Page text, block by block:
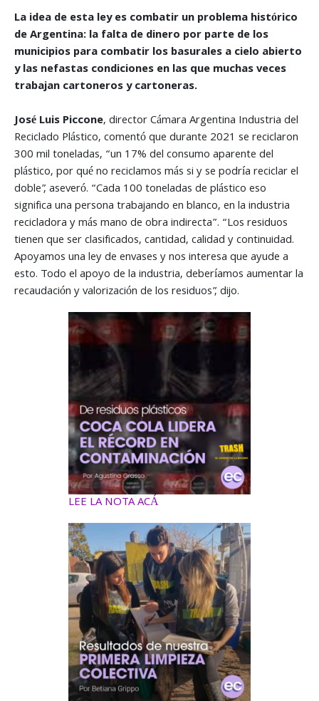
La idea de esta ley es combatir un problema histórico
de Argentina: la falta de dinero por parte de los
municipios para combatir los basurales a cielo abierto
y las nefastas condiciones en las que muchas veces
trabajan cartoneros y cartoneras.
José Luis Piccone, director Cámara Argentina Industria del
Reciclado Plástico, comentó que durante 2021 se reciclaron
300 mil toneladas, “un 17% del consumo aparente del
plástico, por qué no reciclamos más si y se podría reciclar el
doble”, aseveró. “Cada 100 toneladas de plástico eso
significa una persona trabajando en blanco, en la industria
recicladora y más mano de obra indirecta”. “Los residuos
tienen que ser clasificados, cantidad, calidad y continuidad.
Apoyamos una ley de envases y nos interesa que ayude a
esto. Todo el apoyo de la industria, deberíamos aumentar la
recaudación y valorización de los residuos”, dijo.
LEE LA NOTA ACÁ